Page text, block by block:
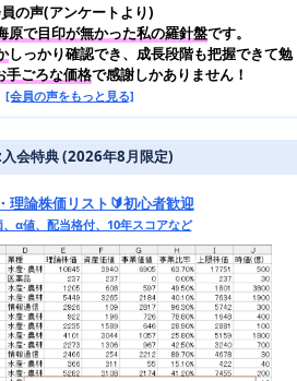
の声(アンケートより)
原で目印が無かった私の羅針盤です。
しっかり確認でき、成長段階も把握できて勉
手ごろな価格で感謝しかありません！
[会員の声をもっと見る]
会特典 (2026年8月限定)
理論株価リスト🔰初心者歓迎
α値、配当格付、10年スコアなど